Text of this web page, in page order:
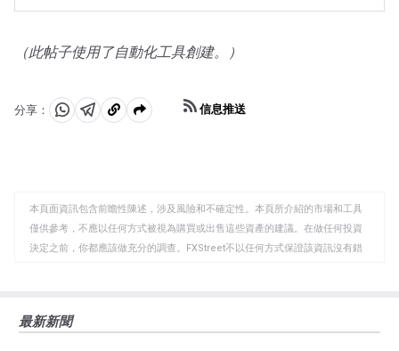
的市場的拋售往往有利於黃金。
或對深度衰退的擔憂可能會迅速推高黃金價格，因其避險
上漲，而較高的資金成本通常會拖累黃金。盡管如此，由
於資產以美元(XAU/USD)定價，大多數走勢取決於美元
可能推高金價。
（此帖子使用了自動化工具創建。）
分享：
分 分 複
板
信息推送
本頁面資訊包含前瞻性陳述，涉及風險和不確定性。本頁所介紹的市場和工具
僅供參考，不應以任何方式被視為購買或出售這些資產的建議。在做任何投資
決定之前，你都應該做充分的調查。FXStreet不以任何方式保證該資訊沒有錯
觀點，並不代表FXStreet或其廣告商的官方政策或立場。作者不對本頁連結的
最新新聞